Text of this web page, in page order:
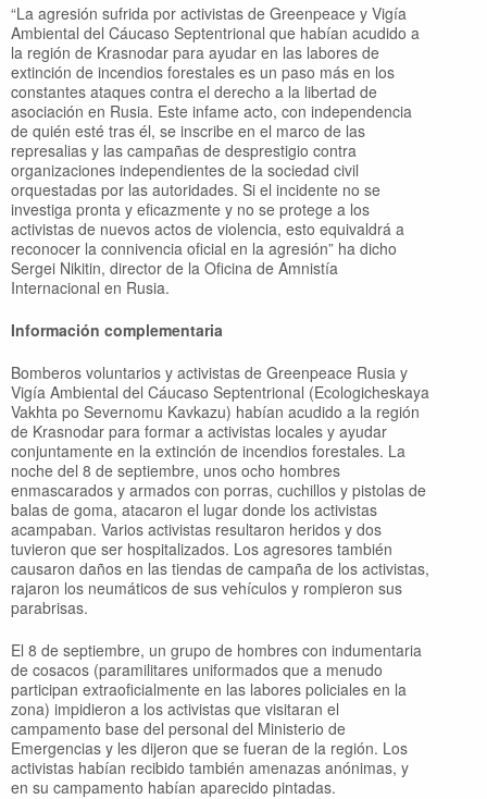
“La agresión sufrida por activistas de Greenpeace y Vigía
Ambiental del Cáucaso Septentrional que habían acudido a
la región de Krasnodar para ayudar en las labores de
extinción de incendios forestales es un paso más en los
constantes ataques contra el derecho a la libertad de
asociación en Rusia. Este infame acto, con independencia
de quién esté tras él, se inscribe en el marco de las
represalias y las campañas de desprestigio contra
organizaciones independientes de la sociedad civil
orquestadas por las autoridades. Si el incidente no se
investiga pronta y eficazmente y no se protege a los
activistas de nuevos actos de violencia, esto equivaldrá a
reconocer la connivencia oficial en la agresión” ha dicho
Sergei Nikitin, director de la Oficina de Amnistía
Internacional en Rusia.
Información complementaria
Bomberos voluntarios y activistas de Greenpeace Rusia y
Vigía Ambiental del Cáucaso Septentrional (Ecologicheskaya
Vakhta po Severnomu Kavkazu) habían acudido a la región
de Krasnodar para formar a activistas locales y ayudar
conjuntamente en la extinción de incendios forestales. La
noche del 8 de septiembre, unos ocho hombres
enmascarados y armados con porras, cuchillos y pistolas de
balas de goma, atacaron el lugar donde los activistas
acampaban. Varios activistas resultaron heridos y dos
tuvieron que ser hospitalizados. Los agresores también
causaron daños en las tiendas de campaña de los activistas,
rajaron los neumáticos de sus vehículos y rompieron sus
parabrisas.
El 8 de septiembre, un grupo de hombres con indumentaria
de cosacos (paramilitares uniformados que a menudo
participan extraoficialmente en las labores policiales en la
zona) impidieron a los activistas que visitaran el
campamento base del personal del Ministerio de
Emergencias y les dijeron que se fueran de la región. Los
activistas habían recibido también amenazas anónimas, y
en su campamento habían aparecido pintadas.